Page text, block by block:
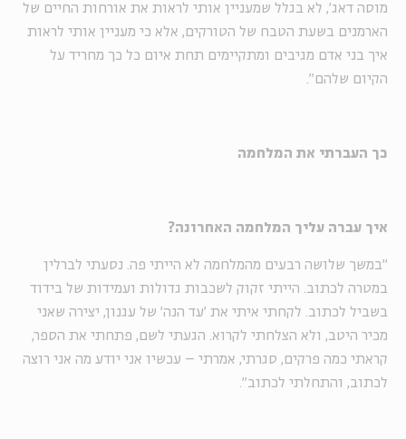
מוסה דאג', לא בגלל שמעניין אותי לראות את אורחות החיים של
הארמנים בשעת הטבח של הטורקים, אלא כי מעניין אותי לראות
איך בני אדם מגיבים ומתקיימים תחת איום כל כך מחריד על
הקיום שלהם״.
כך העברתי את המלחמה
איך עברה עליך המלחמה האחרונה?
״במשך שלושה רבעים מהמלחמה לא הייתי פה. נסעתי לברלין
במטרה לכתוב. הייתי זקוק לשכבות גדולות ועמידות של בידוד
בשביל לכתוב. לקחתי איתי את 'עד הנה' של עגנון, יצירה שאני
מכיר היטב, ולא הצלחתי לקרוא. הגעתי לשם, פתחתי את הספר,
קראתי כמה פרקים, סגרתי, אמרתי – עכשיו אני יודע מה אני רוצה
לכתוב, והתחלתי לכתוב״.